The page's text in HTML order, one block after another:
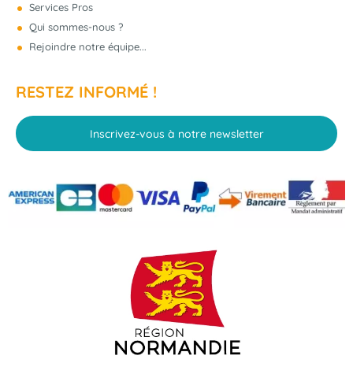
Services Pros
Qui sommes-nous ?
Rejoindre notre équipe...
RESTEZ INFORMÉ !
Inscrivez-vous à notre newsletter